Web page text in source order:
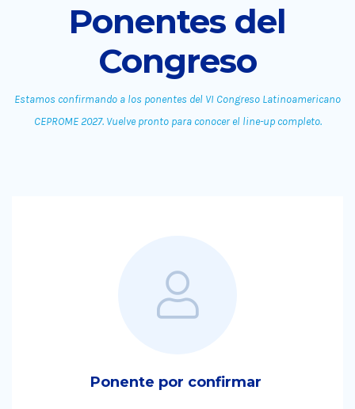
Ponentes del
Congreso
Estamos confirmando a los ponentes del VI Congreso Latinoamericano
CEPROME 2027. Vuelve pronto para conocer el line-up completo.
Ponente por confirmar